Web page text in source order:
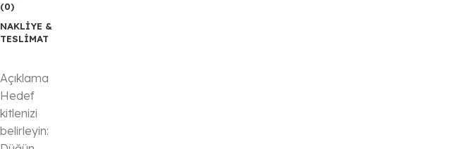
(0)
NAKLIYE &
TESLIMAT
Açıklama
Hedef
kitlenizi
belirleyin: